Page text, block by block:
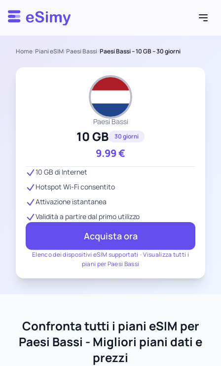
Esimy
Home/Piani eSIM/Paesi Bassi/Paesi Bassi – 10 GB – 30 giorni
Paesi Bassi
10 GB 30 giorni
9.99€
Elenco dei dispositivi eSIM supportati -Visualizza tutti i
piani per Paesi Bassi
10 GB di Internet
Hotspot Wi-Fi consentito
Attivazione istantanea
Validità a partire dal primo utilizzo
Acquista ora
Confronta tutti i piani eSIM per
Paesi Bassi - Migliori piani dati e
prezzi